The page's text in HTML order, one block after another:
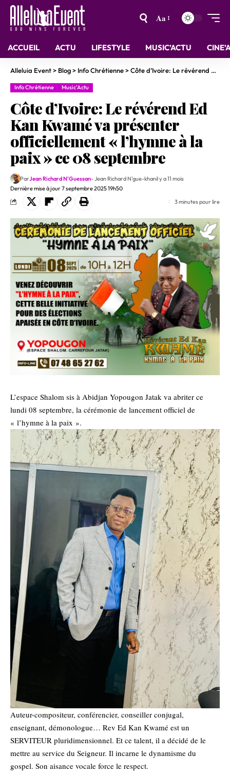
Aa
ACCUEIL ACTU LIFESTYLE MUSIC’ACTU
Alleluia Event> Blog> Info Chrétienne>Côte d’Ivoire: Le révérend Ed Kan Kwamé va présenter officiellement « l’hymne à la paix » ce 08 septembre
Info Chrétienne Music'Actu
Côte d’Ivoire: Le révérend Ed
Kan Kwamé va présenter
officiellement « l’hymne à la
paix » ce 08 septembre
Dernière mise à jour 7 septembre 2025 19h50
ParJean Richard N'Guessan- Jean Richard N'gue-khanil y a 11 mois
3 minutes pour lire
L’espace Shalom sis à Abidjan Yopougon Jatak va abriter ce
lundi 08 septembre, la cérémonie de lancement officiel de
« l’hymne à la paix ».
Auteur-compositeur, conférencier, conseiller conjugal,
enseignant, démonologue… Rev Ed Kan Kwamé est un
SERVITEUR pluridimensionnel. Et ce talent, il a décidé de le
mettre au service du Seigneur. Il incarne le dynamisme du
gospel. Son aisance vocale force le respect.